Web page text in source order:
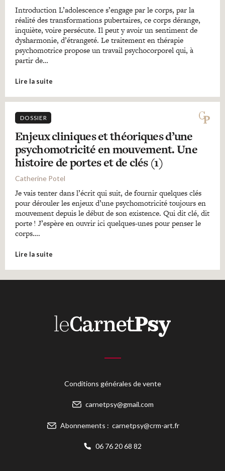
Introduction L’adolescence s’engage par le corps, par la
réalité des transformations pubertaires, ce corps dérange,
inquiète, voire persécute. Il peut y avoir un sentiment de
dysharmonie, d’étrangeté. Le traitement en thérapie
psychomotrice propose un travail psychocorporel qui, à
partir de…
Lire la suite
DOSSIER
Enjeux cliniques et théoriques d’une
psychomotricité en mouvement. Une
histoire de portes et de clés (1)
Catherine Potel
Je vais tenter dans l’écrit qui suit, de fournir quelques clés
pour dérouler les enjeux d’une psychomotricité toujours en
mouvement depuis le début de son existence. Qui dit clé, dit
porte ! J’espère en ouvrir ici quelques-unes pour penser le
corps….
Lire la suite
Conditions générales de vente
carnetpsy@gmail.com
Abonnements : carnetpsy@crm-art.fr
06 76 20 68 82